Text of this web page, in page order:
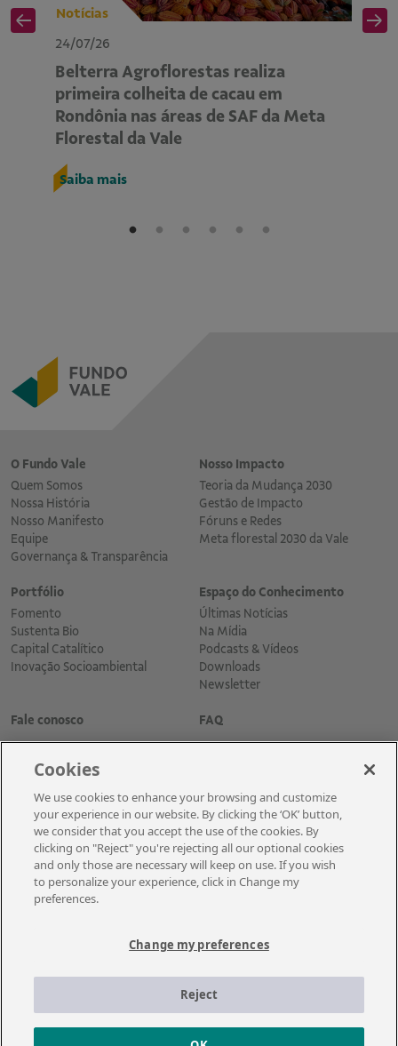
Notícias
24/07/26
Belterra Agroflorestas realiza
primeira colheita de cacau em
Rondônia nas áreas de SAF da Meta
Florestal da Vale
Saiba mais
O Fundo Vale
Quem Somos
Nossa História
Nosso Manifesto
Equipe
Governança & Transparência
Nosso Impacto
Teoria da Mudança 2030
Gestão de Impacto
Fóruns e Redes
Meta florestal 2030 da Vale
Portfólio
Fomento
Sustenta Bio
Capital Catalítico
Inovação Socioambiental
Espaço do Conhecimento
Últimas Notícias
Na Mídia
Podcasts & Vídeos
Downloads
Newsletter
Fale conosco FAQ
Cadastre-se para receber as novidades
empresa emprega aproximadamente cerca de 110 mil empregados, entre
próprios e terceiros permanentes.
Cookies
We use cookies to enhance your browsing and customize
your experience in our website. By clicking the ‘OK’ button,
we consider that you accept the use of the cookies. By
clicking on "Reject" you're rejecting all our optional cookies
and only those are necessary will keep on use. If you wish
to personalize your experience, click in Change my
preferences.
Change my preferences
Reject